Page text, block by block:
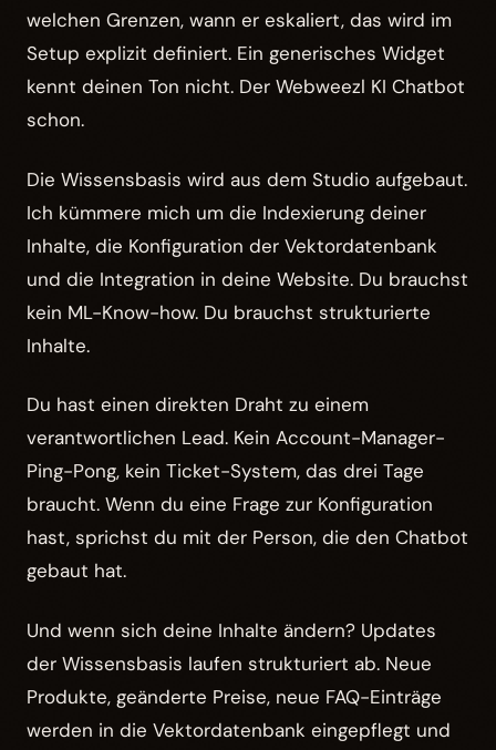
welchen Grenzen, wann er eskaliert, das wird im
Setup explizit definiert. Ein generisches Widget
kennt deinen Ton nicht. Der Webweezl KI Chatbot
schon.
Die Wissensbasis wird aus dem Studio aufgebaut.
Ich kümmere mich um die Indexierung deiner
Inhalte, die Konfiguration der Vektordatenbank
und die Integration in deine Website. Du brauchst
kein ML-Know-how. Du brauchst strukturierte
Inhalte.
Du hast einen direkten Draht zu einem
verantwortlichen Lead. Kein Account-Manager-
Ping-Pong, kein Ticket-System, das drei Tage
braucht. Wenn du eine Frage zur Konfiguration
hast, sprichst du mit der Person, die den Chatbot
gebaut hat.
Und wenn sich deine Inhalte ändern? Updates
der Wissensbasis laufen strukturiert ab. Neue
Produkte, geänderte Preise, neue FAQ-Einträge
werden in die Vektordatenbank eingepflegt und